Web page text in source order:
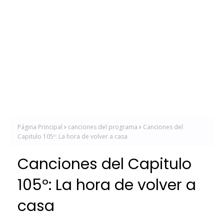
Página Principal canciones del programa
Canciones del
Capitulo 105º: La hora de volver a casa
Canciones del Capitulo
105º: La hora de volver a
casa